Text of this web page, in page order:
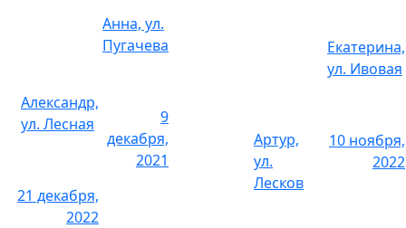
Снять паркет
2 комнаты
3 комнаты
Александр,
ул. Лесная
21 декабря,
2022
Анна, ул.
Пугачева
9
декабря,
2021
Артур,
ул.
Лесков
Екатерина,
ул. Ивовая
10 ноября,
2022